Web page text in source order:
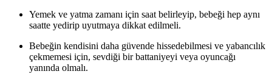
Yemek ve yatma zamanı için saat belirleyip, bebeği hep aynı
saatte yedirip uyutmaya dikkat edilmeli.
Bebeğin kendisini daha güvende hissedebilmesi ve yabancılık
çekmemesi için, sevdiği bir battaniyeyi veya oyuncağı
yanında olmalı.